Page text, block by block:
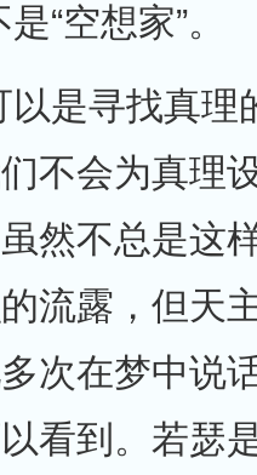
“空想家”。
以是寻找真理
不会为真理
然不总是这
流露，但天
次在梦中说
以看到。若瑟